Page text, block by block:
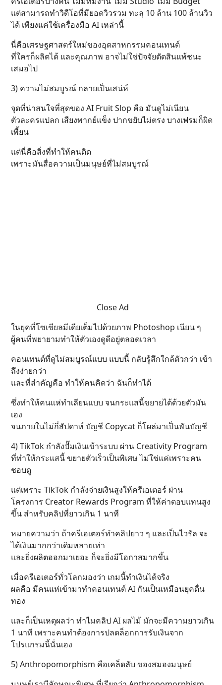
แต่สามารถทำวิดีโอที่มียอดวิวรวม ทะลุ 10 ล้าน 100 ล้านวิว
ได้ เพียงแค่ใช้เครื่องมือ AI เหล่านี้
นี่คือเศรษฐศาสตร์ใหม่ของอุตสาหกรรมคอนเทนต์
ที่ใครก็ผลิตได้ และคุณภาพ อาจไม่ใช่ปัจจัยตัดสินแพ้ชนะ
เสมอไป
3) ความไม่สมบูรณ์ กลายเป็นเสน่ห์
จุดที่น่าสนใจที่สุดของ AI Fruit Slop คือ มันดูไม่เนียน
ตัวละครแปลก เสียงพากย์แข็ง ปากขยับไม่ตรง บางเฟรมก็ผิด
เพี้ยน
แต่นี่คือสิ่งที่ทำให้คนติด
เพราะมันสื่อความเป็นมนุษย์ที่ไม่สมบูรณ์
Close Ad
ในยุคที่โซเชียลมีเดียเต็มไปด้วยภาพ Photoshop เนียน ๆ
ผู้คนที่พยายามทำให้ตัวเองดูดีอยู่ตลอดเวลา
คอนเทนต์ที่ดูไม่สมบูรณ์แบบ แบบนี้ กลับรู้สึกใกล้ตัวกว่า เข้า
ถึงง่ายกว่า
และที่สำคัญคือ ทำให้คนคิดว่า ฉันก็ทำได้
ซึ่งทำให้คนแห่ทำเลียนแบบ จนกระแสนี้ขยายได้ด้วยตัวมัน
เอง
จนภายในไม่กี่สัปดาห์ บัญชี Copycat ก็โผล่มาเป็นพันบัญชี
4) TikTok กำลังปั๊มเงินเข้าระบบ ผ่าน Creativity Program
ที่ทำให้กระแสนี้ ขยายตัวเร็วเป็นพิเศษ ไม่ใช่แค่เพราะคน
ชอบดู
แต่เพราะ TikTok กำลังจ่ายเงินสูงให้ครีเอเตอร์ ผ่าน
โครงการ Creator Rewards Program ที่ให้ค่าตอบแทนสูง
ขึ้น สำหรับคลิปที่ยาวเกิน 1 นาที
หมายความว่า ถ้าครีเอเตอร์ทำคลิปยาว ๆ และเป็นไวรัล จะ
ได้เงินมากกว่าเดิมหลายเท่า
และยิ่งผลิตออกมาเยอะ ก็จะยิ่งมีโอกาสมากขึ้น
เมื่อครีเอเตอร์ทั่วโลกมองว่า เกมนี้ทำเงินได้จริง
ผลคือ มีคนแห่เข้ามาทำคอนเทนต์ AI กันเป็นเหมือนยุคตื่น
ทอง
และก็เป็นเหตุผลว่า ทำไมคลิป AI ผลไม้ มักจะมีความยาวเกิน
1 นาที เพราะคนทำต้องการปลดล็อกการรับเงินจาก
โปรแกรมนี้นั่นเอง
5) Anthropomorphism คือเคล็ดลับ ของสมองมนุษย์